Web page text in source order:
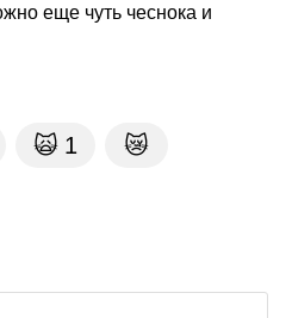
еще чуть чеснока и
🙀 1 😿